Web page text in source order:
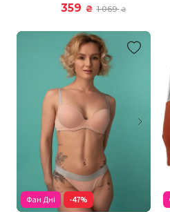
359 ₴ 1 069₴
Фан Дні -47%